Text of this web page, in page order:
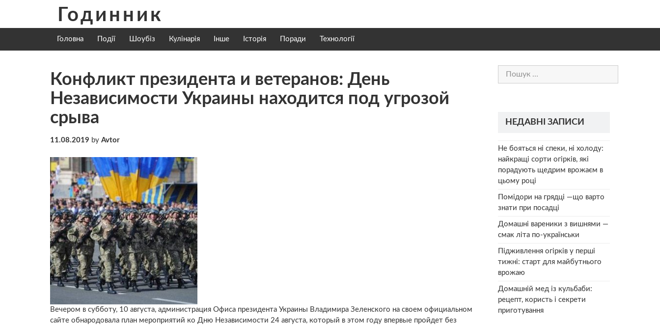
content
Годинник
Головна Події Шоубіз Кулінарія Інше Історія Поради Технології
Конфликт президента и ветеранов: День
Независимости Украины находится под угрозой
срыва
11.08.2019 by Avtor
Вечером в субботу, 10 августа, администрация Офиса президента Украины Владимира Зеленского на своем официальном
сайте обнародовала план мероприятий ко Дню Независимости 24 августа, который в этом году впервые пройдет без
Пошук:
НЕДАВНІ ЗАПИСИ
Не бояться ні спеки, ні холоду:
найкращі сорти огірків, які
порадують щедрим врожаєм в
цьому році
Помідори на грядці —що варто
знати при посадці
Домашні вареники з вишнями —
смак літа по-українськи
Підживлення огірків у перші
тижні: старт для майбутнього
врожаю
Домашній мед із кульбаби:
рецепт, користь і секрети
приготування